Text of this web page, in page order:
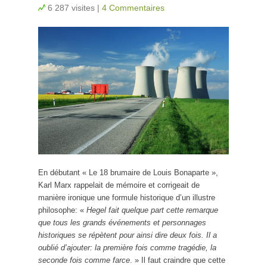
6 287 visites | 4 Commentaires
En débutant « Le 18 brumaire de Louis Bonaparte »,
Karl Marx rappelait de mémoire et corrigeait de
manière ironique une formule historique d’un illustre
philosophe: « Hegel fait quelque part cette remarque
que tous les grands événements et personnages
historiques se répètent pour ainsi dire deux fois. Il a
oublié d’ajouter: la première fois comme tragédie, la
seconde fois comme farce . » Il faut craindre que cette